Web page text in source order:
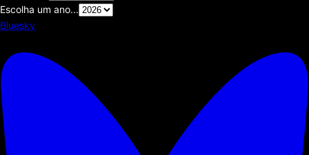
Escolha um ano...
Bluesky